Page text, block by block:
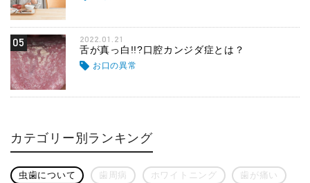
05 2022.01.21
舌が真っ白!!?口腔カンジダ症とは？
お口の異常
カテゴリー別ランキング
虫歯について 歯周病 ホワイトニング 歯が痛い